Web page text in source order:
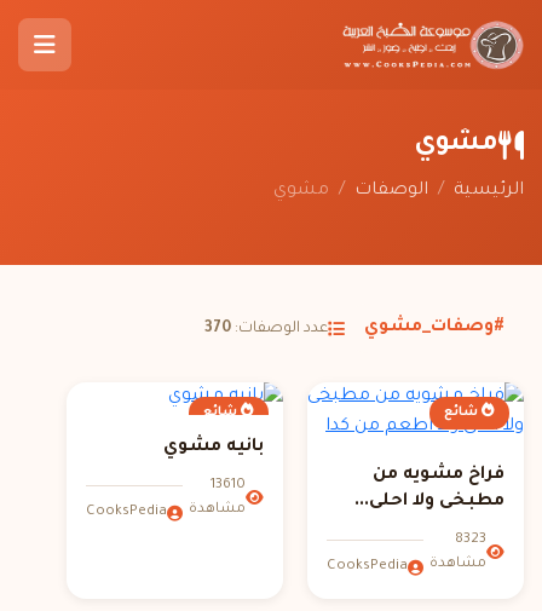
مشوي
الرئيسية / الوصفات / مشوي
#وصفات_مشوي عدد الوصفات: 370
شائع
فراخ مشويه من
مطبخى ولا احلى...
8323
مشاهدة
CooksPedia
شائع
بانيه مشوي
13610
مشاهدة
CooksPedia